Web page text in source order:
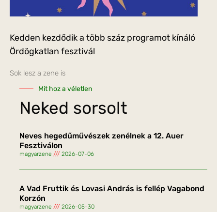
Kedden kezdődik a több száz programot kínáló
Ördögkatlan fesztivál
Sok lesz a zene is
Mit hoz a véletlen
Neked sorsolt
Neves hegedűművészek zenélnek a 12. Auer
Fesztiválon
magyarzene 2026-07-06
A Vad Fruttik és Lovasi András is fellép Vagabond
Korzón
magyarzene 2026-05-30